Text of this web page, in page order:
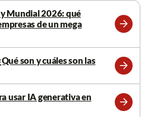
Mundial 2026: qué
de un mega
Leer
más
son y cuáles son las
Leer
más
usar IA generativa en
Leer